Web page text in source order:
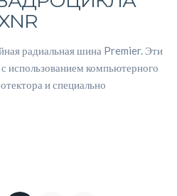
радиальная шина Premier. Эти
использованием компьютерного
и специально